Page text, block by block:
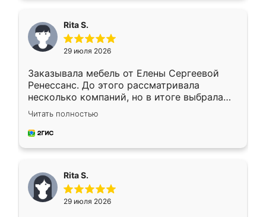
Rita S.
29 июля 2026
Заказывала мебель от Елены Сергеевой
Ренессанс. До этого рассматривала
несколько компаний, но в итоге выбрала
эту. Сначала обговорили условия, потом
приехал замерщик, всё спокойно объяснил
и снял размеры. Изготовили в срок, с
каких-либо доработок. Качеством осталась
довольна, все выглядит так, как и ожидала.
Читать полностью
Rita S.
29 июля 2026